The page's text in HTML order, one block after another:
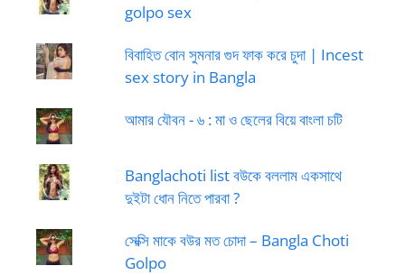
golpo sex
বিবাহিত বোন সুমনার গুদ ফাক করে চুদা | Incest
sex story in Bangla
আমার যৌবন - ৬ : মা ও ছেলের বিয়ে বাংলা চটি
Banglachoti list বউকে বললাম একসাথে
দুইটা ধোন নিতে পারবা ?
সেক্সি মাকে বউর মত চোদা – Bangla Choti
Golpo